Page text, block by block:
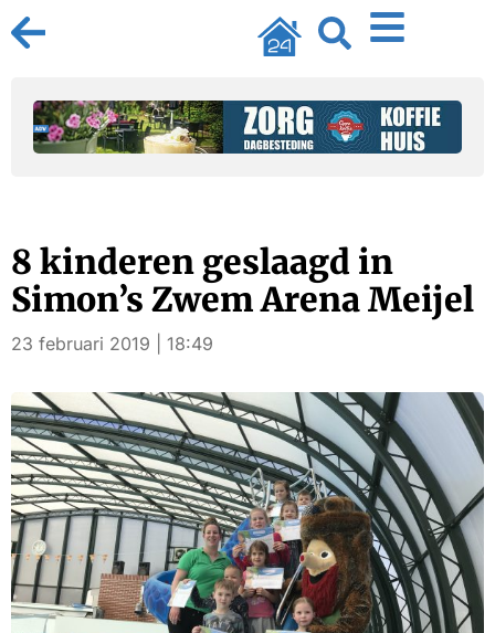
8 kinderen geslaagd in
Simon’s Zwem Arena Meijel
23 februari 2019 | 18:49